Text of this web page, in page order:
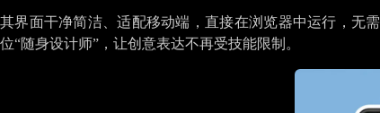
其界面干净简洁、适配移动端，直接在浏览器中运行，无
位“随身设计师”，让创意表达不再受技能限制。